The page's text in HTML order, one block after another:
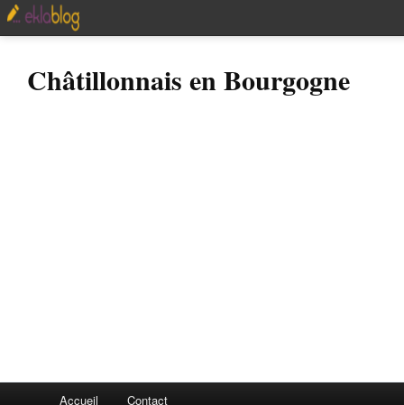
Châtillonnais en Bourgogne
Accueil Contact